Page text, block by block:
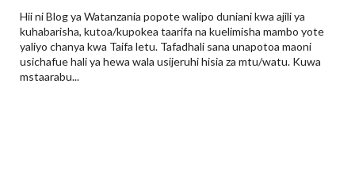
Hii ni Blog ya Watanzania popote walipo duniani kwa ajili ya
kuhabarisha, kutoa/kupokea taarifa na kuelimisha mambo yote
yaliyo chanya kwa Taifa letu. Tafadhali sana unapotoa maoni
usichafue hali ya hewa wala usijeruhi hisia za mtu/watu. Kuwa
mstaarabu...